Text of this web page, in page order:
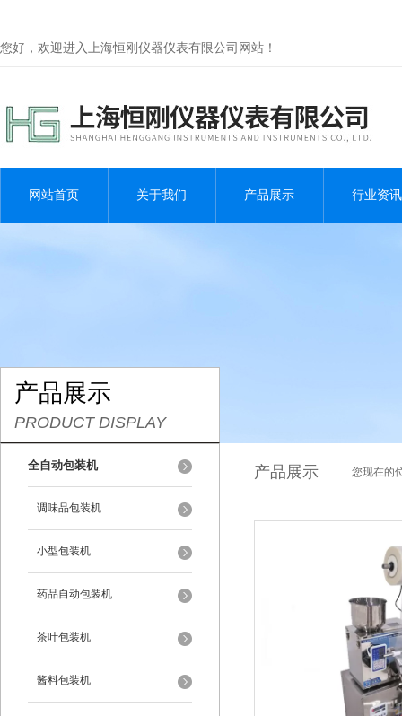
您好，欢迎进入上海恒刚仪器仪表有限公司网站！
网站首页 关于我们 产品展示 行业资讯
产品展示
PRODUCT DISPLAY
全自动包装机
调味品包装机
小型包装机
药品自动包装机
茶叶包装机
酱料包装机
产品展示 您现在的